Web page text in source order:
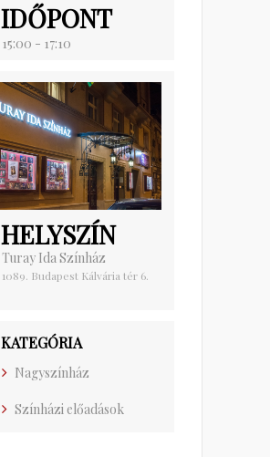
IDŐPONT
15:00 - 17:10
HELYSZÍN
Turay Ida Színház
1089. Budapest Kálvária tér 6.
KATEGÓRIA
Nagyszínház
Színházi előadások